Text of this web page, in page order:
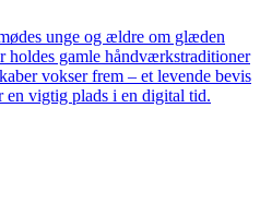
unge og ældre om glæden
holdes gamle håndværkstraditioner
vokser frem – et levende bevis
en vigtig plads i en digital tid.